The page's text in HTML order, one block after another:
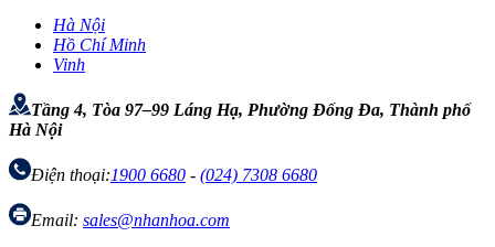
Hà Nội
Hồ Chí Minh
Vinh
Tầng 4, Tòa 97–99 Láng Hạ, Phường Đống Đa, Thành phố
Hà Nội
Điện thoại:1900 6680 - (024) 7308 6680
Email: sales@nhanhoa.com